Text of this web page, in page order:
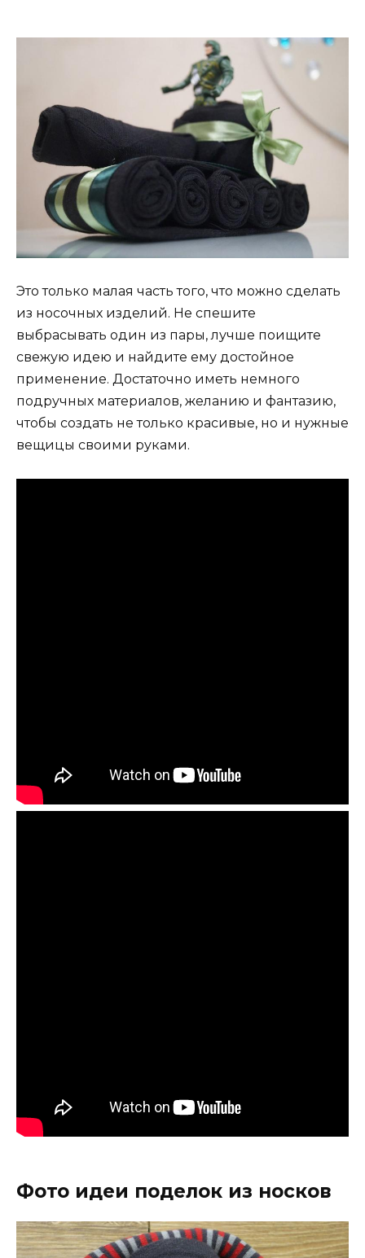
Это только малая часть того, что можно сделать
из носочных изделий. Не спешите
выбрасывать один из пары, лучше поищите
свежую идею и найдите ему достойное
применение. Достаточно иметь немного
подручных материалов, желанию и фантазию,
чтобы создать не только красивые, но и нужные
вещицы своими руками.
Фото идеи поделок из носков